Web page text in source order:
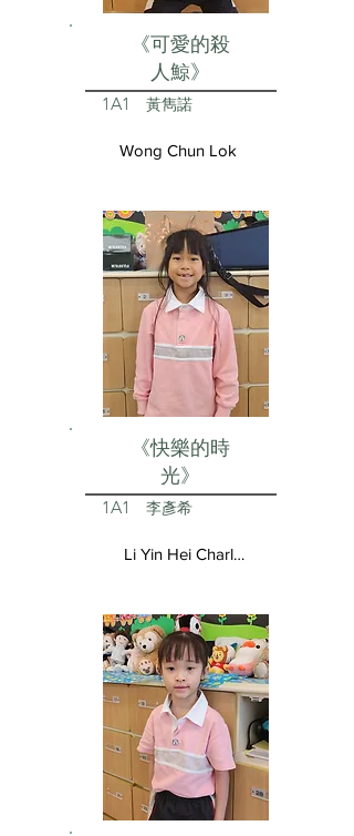
《可愛的殺
人鯨》
1A1 黃雋諾
Wong Chun Lok
《快樂的時
光》
1A1 李彥希
Li Yin Hei Charlotte